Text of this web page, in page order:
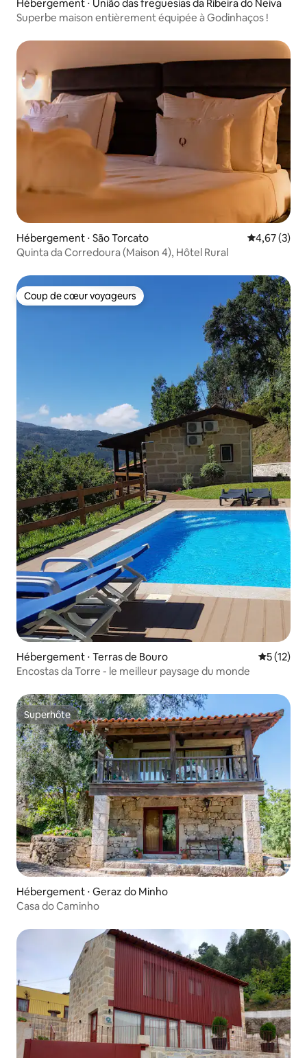
Hébergement ⋅ União das freguesias da Ribeira do Neiva
Superbe maison entièrement équipée à Godinhaços !
Hébergement ⋅ São Torcato Évaluation
4,67 (3)
Quinta da Corredoura (Maison 4), Hôtel Rural
Coup de cœur voyageurs
Coup de cœur voyageurs
Hébergement ⋅ Terras de Bouro
5 (12)
Encostas da Torre - le meilleur paysage du monde
Superhôte
Superhôte
Hébergement ⋅ Geraz do Minho
Casa do Caminho